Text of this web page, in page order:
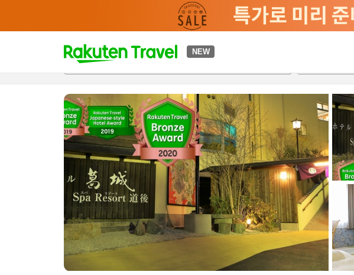
NEW
t
p
a
g
e
_
e
개요객실 & 숙박 상품이용 후기 하이라이트